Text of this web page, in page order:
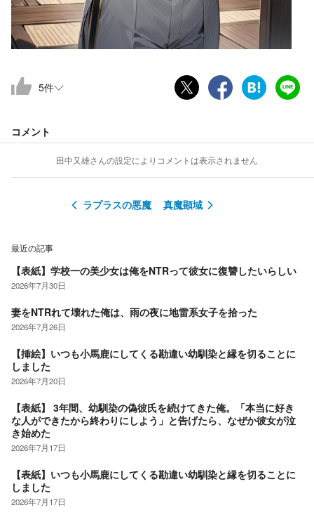
5件
コメント
田中又雄さんの設定によりコメントは表示されません
ラプラスの悪魔 真魔顕域
最近の記事
【表紙】学校一の美少女は俺をNTRって彼女に復讐したいらしい
2026年7月30日
妻をNTRれて壊れた俺は、雨の夜に地雷系女子を拾った
2026年7月26日
【挿絵】いつも小馬鹿にしてくる勘違い幼馴染と縁を切ることに
しました
2026年7月20日
【表紙】 3年間、幼馴染の偽彼氏を続けてきた俺。「本当に好き
な人ができたから終わりにしよう」と告げたら、なぜか彼女が泣
き始めた
2026年7月17日
【表紙】いつも小馬鹿にしてくる勘違い幼馴染と縁を切ることに
しました
2026年7月17日